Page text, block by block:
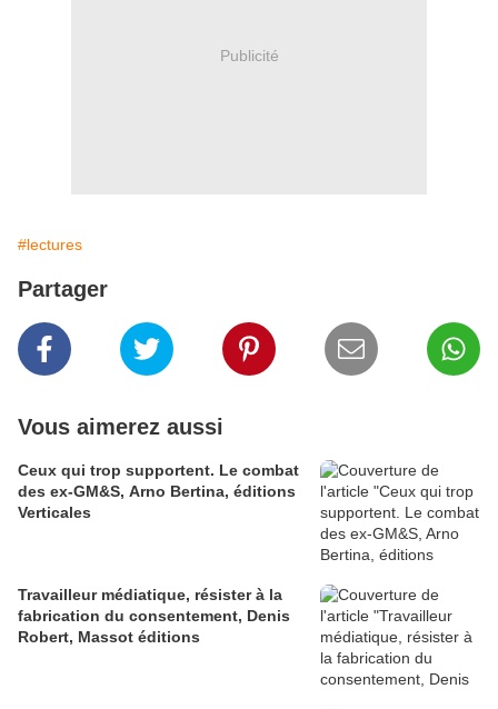
Publicité
#lectures
Partager
Vous aimerez aussi
Ceux qui trop supportent. Le combat
des ex-GM&S, Arno Bertina, éditions
Verticales
Travailleur médiatique, résister à la
fabrication du consentement, Denis
Robert, Massot éditions